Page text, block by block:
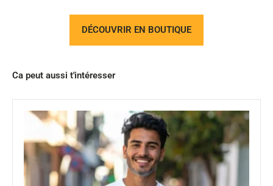
DÉCOUVRIR EN BOUTIQUE
Ca peut aussi t'intéresser